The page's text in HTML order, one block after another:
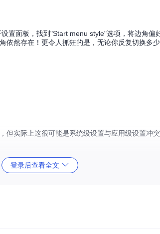
置面板，找到"Start menu style"选项，将边角偏
然存在！更令人抓狂的是，无论你反复切换多
实际上这很可能是系统级设置与应用级设置冲突
体原因。
11 22H2）
登录后查看全文